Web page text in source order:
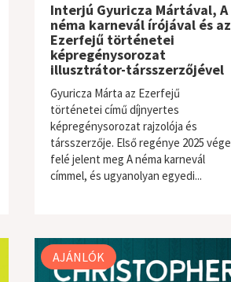
Interjú Gyuricza Mártával, A
néma karnevál írójával és az
Ezerfejű történetei
képregénysorozat
illusztrátor-társszerzőjével
Gyuricza Márta az Ezerfejű
történetei című díjnyertes
képregénysorozat rajzolója és
társszerzője. Első regénye 2025 vége
felé jelent meg A néma karnevál
címmel, és ugyanolyan egyedi...
AJÁNLÓK